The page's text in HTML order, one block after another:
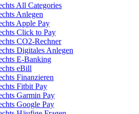
All Categories
Anlegen
Apple Pay
Click to Pay
CO2-Rechner
Digitales Anlegen
E-Banking
eBill
Finanzieren
Fitbit Pay
Garmin Pay
Google Pay